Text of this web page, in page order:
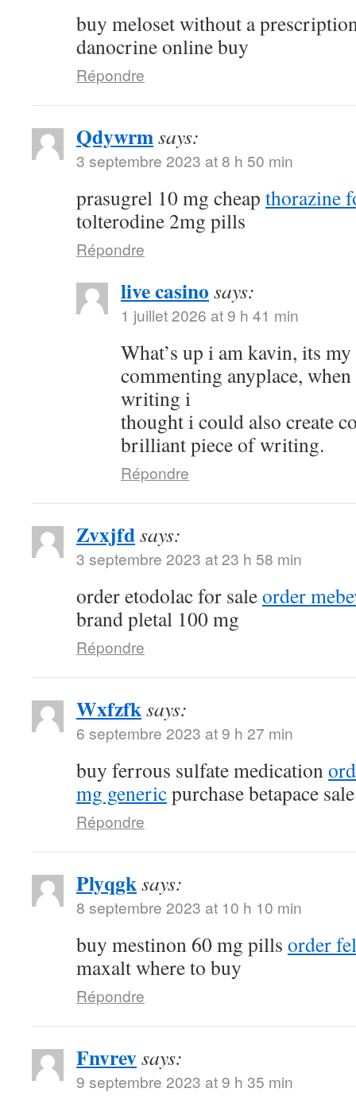
buy meloset without a
danocrine online buy
Répondre
Qdywrmsays:
3 septembre 2023 at 8 h 50 min
prasugrel 10 mg cheap thorazine
tolterodine 2mg pills
Répondre
live casino says:
1 juillet 2026 at 9 h 41 min
What’s up i am kavin, its
commenting anyplace,
writing i
thought i could also create
brilliant piece of writing.
Répondre
Zvxjfdsays:
3 septembre 2023 at 23 h 58 min
order etodolac for saleorder
brand pletal 100 mg
Répondre
Wxfzfksays:
6 septembre 2023 at 9 h 27 min
buy ferrous sulfate medication
mg genericpurchase betapace sale
Répondre
Plyqgksays:
8 septembre 2023 at 10 h 10 min
buy mestinon 60 mg pills order
maxalt where to buy
Répondre
Fnvrevsays:
9 septembre 2023 at 9 h 35 min